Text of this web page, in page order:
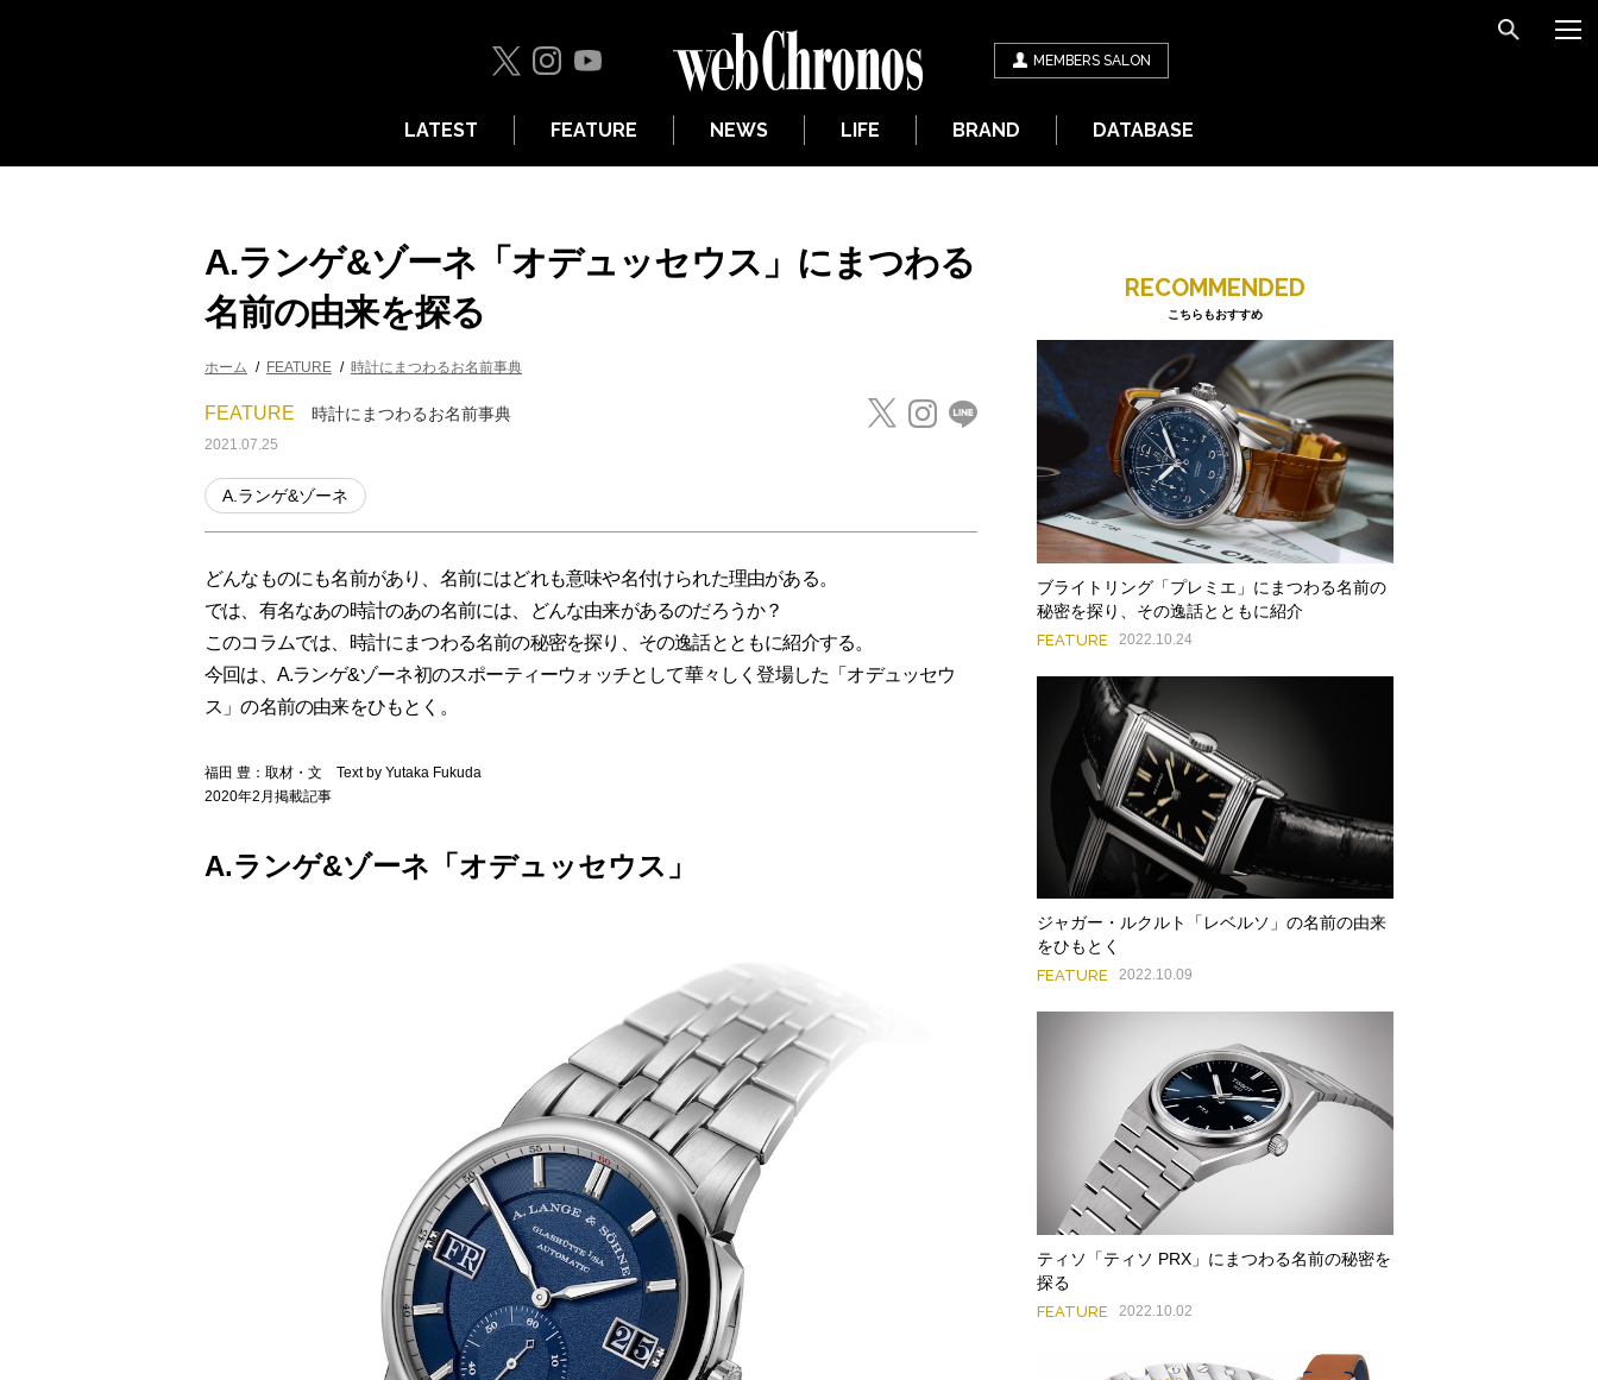
MEMBERS SALON
LATEST FEATURE NEWS LIFE BRAND DATABASE
A.ランゲ&ゾーネ「オデュッセウス」にまつわる
名前の由来を探る
ホーム FEATURE 時計にまつわるお名前事典
FEATURE 時計にまつわるお名前事典
2021.07.25
A.ランゲ&ゾーネ
どんなものにも名前があり、名前にはどれも意味や名付けられた理由がある。
では、有名なあの時計のあの名前には、どんな由来があるのだろうか？
このコラムでは、時計にまつわる名前の秘密を探り、その逸話とともに紹介する。
今回は、A.ランゲ&ゾーネ初のスポーティーウォッチとして華々しく登場した「オデュッセウ
ス」の名前の由来をひもとく。
福田 豊：取材・文 Text by Yutaka Fukuda
2020年2月掲載記事
A.ランゲ&ゾーネ「オデュッセウス」
RECOMMENDED
こちらもおすすめ
ブライトリング「プレミエ」にまつわる名前の
秘密を探り、その逸話とともに紹介
FEATURE 2022.10.24
ジャガー・ルクルト「レベルソ」の名前の由来
をひもとく
FEATURE 2022.10.09
ティソ「ティソ PRX」にまつわる名前の秘密を
探る
FEATURE 2022.10.02